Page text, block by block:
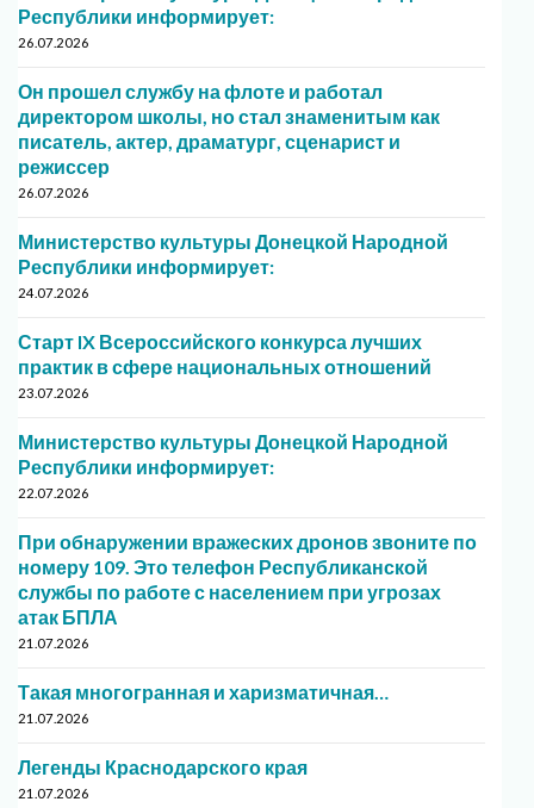
Республики информирует:
26.07.2026
Он прошел службу на флоте и работал
директором школы, но стал знаменитым как
писатель, актер, драматург, сценарист и
режиссер
26.07.2026
Министерство культуры Донецкой Народной
Республики информирует:
24.07.2026
Старт IX Всероссийского конкурса лучших
практик в сфере национальных отношений
23.07.2026
Министерство культуры Донецкой Народной
Республики информирует:
22.07.2026
При обнаружении вражеских дронов звоните по
номеру 109. Это телефон Республиканской
службы по работе с населением при угрозах
атак БПЛА
21.07.2026
Такая многогранная и харизматичная…
21.07.2026
Легенды Краснодарского края
21.07.2026